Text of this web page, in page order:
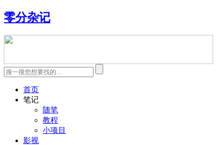
零分杂记
首页
笔记
随笔
教程
小项目
影视